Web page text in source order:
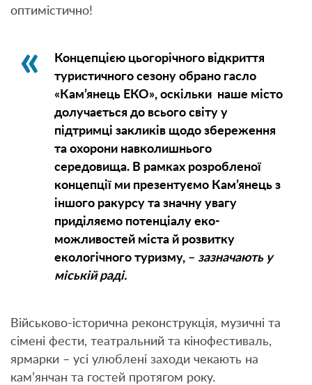
оптимістично!
Концепцією цьогорічного відкриття
туристичного сезону обрано гасло
«Кам’янець ЕКО», оскільки наше місто
долучається до всього світу у
підтримці закликів щодо збереження
та охорони навколишнього
середовища. В рамках розробленої
концепції ми презентуємо Кам’янець з
іншого ракурсу та значну увагу
приділяємо потенціалу еко-
можливостей міста й розвитку
екологічного туризму, – зазначають у
міській раді.
Військово-історична реконструкція, музичні та
сімені фести, театральний та кінофестиваль,
ярмарки – усі улюблені заходи чекають на
кам’янчан та гостей протягом року.